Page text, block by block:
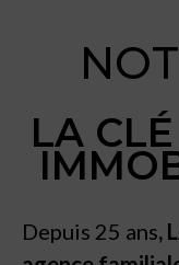
LA
Depuis 25 ans,